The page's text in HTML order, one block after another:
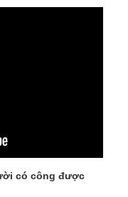
có công được